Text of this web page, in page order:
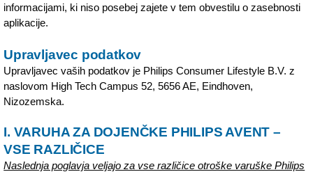
informacijami, ki niso posebej zajete v tem obvestilu o zasebnosti
aplikacije.
Upravljavec podatkov
Upravljavec vaših podatkov je Philips Consumer Lifestyle B.V. z
naslovom High Tech Campus 52, 5656 AE, Eindhoven,
Nizozemska.
I. VARUHA ZA DOJENČKE PHILIPS AVENT –
VSE RAZLIČICE
Naslednja poglavja veljajo za vse različice otroške varuške Philips